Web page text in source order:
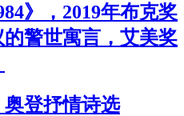
》，2019年布克奖
警世寓言，艾美奖
登抒情诗选